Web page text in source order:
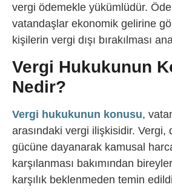
vergi ödemekle yükümlüdür.
vatandaşlar ekonomik gelirine
kişilerin vergi dışı bırakılması
Vergi Hukukunun
Nedir?
Vergi hukukunun konusu,
arasındaki vergi ilişkisidir. Vergi,
gücüne dayanarak kamusal
karşılanması bakımından
karşılık beklenmeden temin